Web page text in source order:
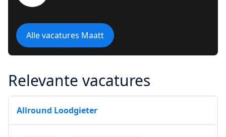
Alle vacatures Maatt
Relevante vacatures
Allround Loodgieter